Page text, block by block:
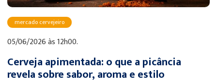
mercado cervejeiro
05/06/2026 às 12h00.
Cerveja apimentada: o que a picância
revela sobre sabor, aroma e estilo